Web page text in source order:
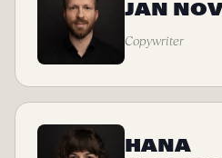
JAN
Copywriter
HANA